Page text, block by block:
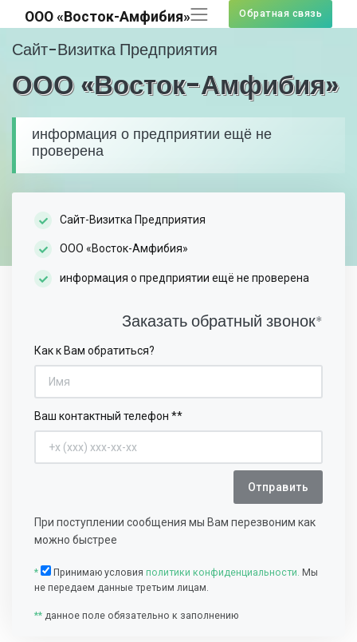
ООО «Восток-Амфибия» Обратная связь
Сайт-Визитка Предприятия
ООО «Восток-Амфибия»
информация о предприятии ещё не
проверена
Сайт-Визитка Предприятия
ООО «Восток-Амфибия»
информация о предприятии ещё не проверена
Заказать обратный звонок*
Как к Вам обратиться?
Ваш контактный телефон **
Отправить
При поступлении сообщения мы Вам перезвоним как
можно быстрее
* Принимаю условия политики конфиденциальности. Мы
не передаем данные третьим лицам.
** данное поле обязательно к заполнению